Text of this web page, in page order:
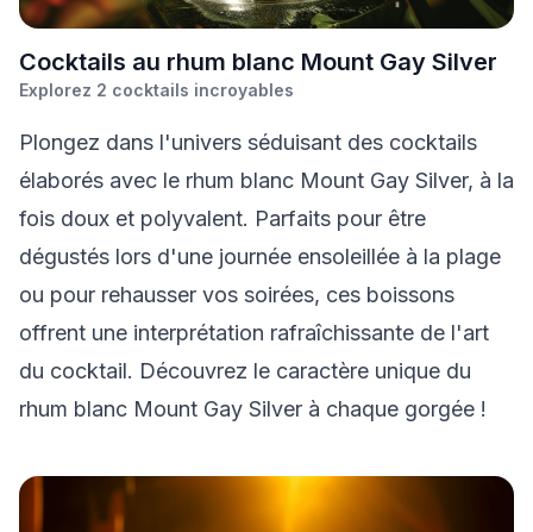
Cocktails au rhum blanc Mount Gay Silver
Explorez 2 cocktails incroyables
Plongez dans l'univers séduisant des cocktails
élaborés avec le rhum blanc Mount Gay Silver, à la
fois doux et polyvalent. Parfaits pour être
dégustés lors d'une journée ensoleillée à la plage
ou pour rehausser vos soirées, ces boissons
offrent une interprétation rafraîchissante de l'art
du cocktail. Découvrez le caractère unique du
rhum blanc Mount Gay Silver à chaque gorgée !